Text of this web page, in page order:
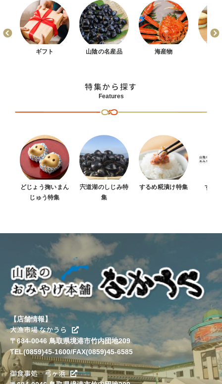
ギフト 山陰の名産品 海産物
特集から探す
Features
どじょう掬いまん
じゅう特集
宍道湖のしじみ特
集
するめ糀漬け特集 すべ
【店舗情報】
大漁市場 なかうら
〒684-0046 鳥取県境港市竹内団地209
TEL(0859)45-1600/FAX(0859)45-6585
御食事処 弓ヶ浜